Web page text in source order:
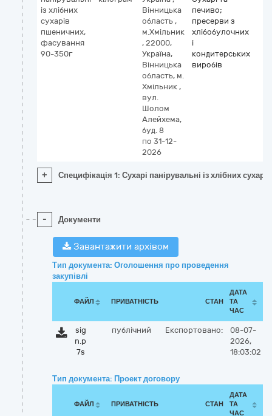
із хлібних
сухарів
пшеничних,
фасування
90-350г
Вінницька
область ,
м.Хмільник
, 22000,
Україна,
Вінницька
область, м.
Хмільник ,
вул.
Шолом
Алейхема,
буд. 8
по 31-12-
2026
печиво;
пресерви з
хлібобулочних
і
кондитерських
виробів
+ Специфікація 1: Сухарі панірувальні із хлібних
- Документи
Завантажити архівом
Тип документа: Оголошення про проведення
закупівлі
ФАЙЛ ПРИВАТНІСТЬ СТАН
ДАТА
ТА
ЧАС
sig
n.p
7s
публічний Експортовано:
08-07-
2026,
18:03:02
Тип документа: Проект договору
ФАЙЛ ПРИВАТНІСТЬ СТАН
ДАТА
ТА
ЧАС